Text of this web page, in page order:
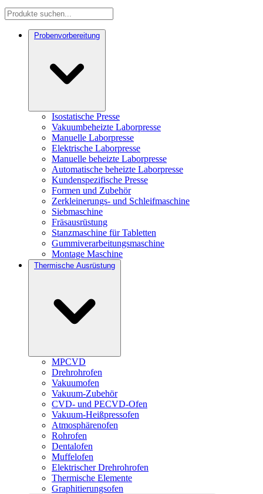
Probenvorbereitung
Isostatische Presse
Vakuumbeheizte Laborpresse
Manuelle Laborpresse
Elektrische Laborpresse
Manuelle beheizte Laborpresse
Automatische beheizte Laborpresse
Kundenspezifische Presse
Formen und Zubehör
Zerkleinerungs- und Schleifmaschine
Siebmaschine
Fräsausrüstung
Stanzmaschine für Tabletten
Gummiverarbeitungsmaschine
Montage Maschine
Thermische Ausrüstung
MPCVD
Drehrohrofen
Vakuumofen
Vakuum-Zubehör
CVD- und PECVD-Ofen
Vakuum-Heißpressofen
Atmosphärenofen
Rohrofen
Dentalofen
Muffelofen
Elektrischer Drehrohrofen
Thermische Elemente
Graphitierungsofen